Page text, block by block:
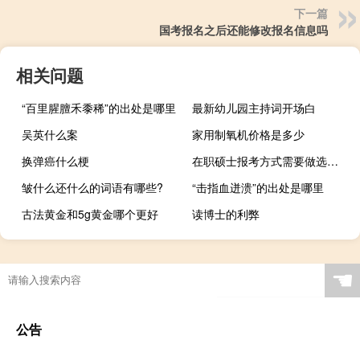
下一篇
国考报名之后还能修改报名信息吗
相关问题
“百里腥膻禾黍稀”的出处是哪里
最新幼儿园主持词开场白
吴英什么案
家用制氧机价格是多少
换弹癌什么梗
在职硕士报考方式需要做选择吗
皱什么还什么的词语有哪些?
“击指血迸溃”的出处是哪里
古法黄金和5g黄金哪个更好
读博士的利弊
☚
公告